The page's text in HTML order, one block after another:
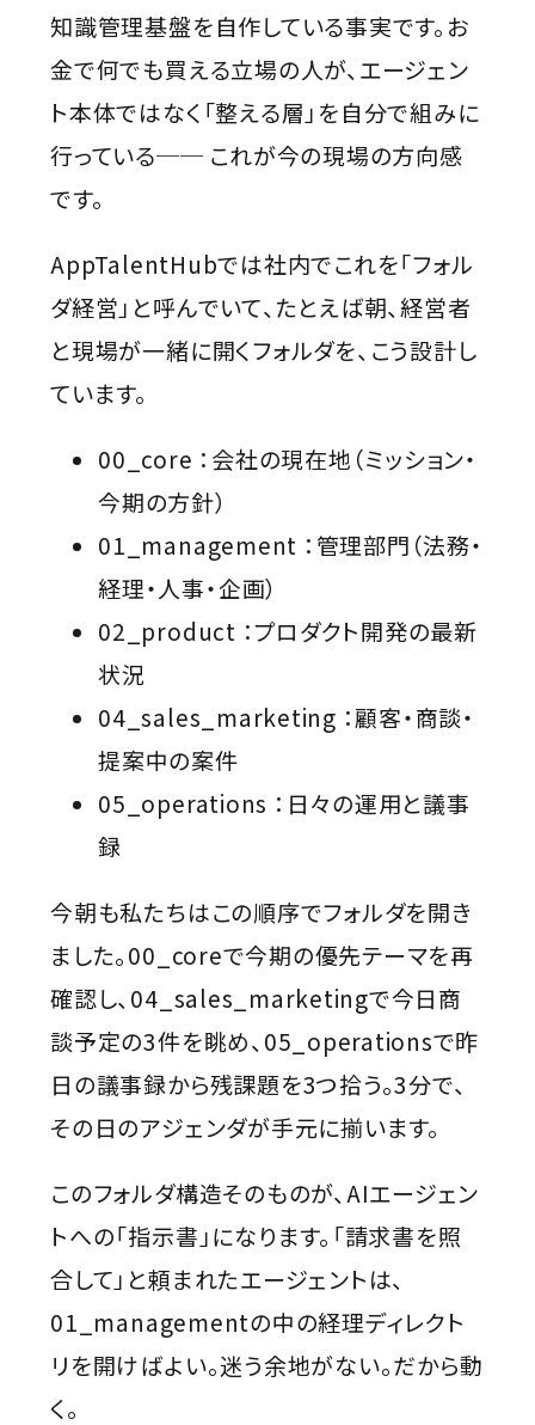
知識管理基盤を自作している事実です。お
金で何でも買える立場の人が、エージェン
ト本体ではなく「整える層」を自分で組みに
行っている── これが今の現場の方向感
です。
AppTalentHubでは社内でこれを「フォル
ダ経営」と呼んでいて、たとえば朝、経営者
と現場が一緒に開くフォルダを、こう設計し
ています。
00_core ：会社の現在地（ミッション・
今期の方針）
01_management ：管理部門（法務・
経理・人事・企画）
02_product ：プロダクト開発の最新
状況
04_sales_marketing ：顧客・商談・
提案中の案件
05_operations ：日々の運用と議事
録
今朝も私たちはこの順序でフォルダを開き
ました。00_coreで今期の優先テーマを再
確認し、04_sales_marketingで今日商
談予定の3件を眺め、05_operationsで昨
日の議事録から残課題を3つ拾う。3分で、
その日のアジェンダが手元に揃います。
このフォルダ構造そのものが、AIエージェン
トへの「指示書」になります。「請求書を照
合して」と頼まれたエージェントは、
01_managementの中の経理ディレクト
リを開けばよい。迷う余地がない。だから動
く。